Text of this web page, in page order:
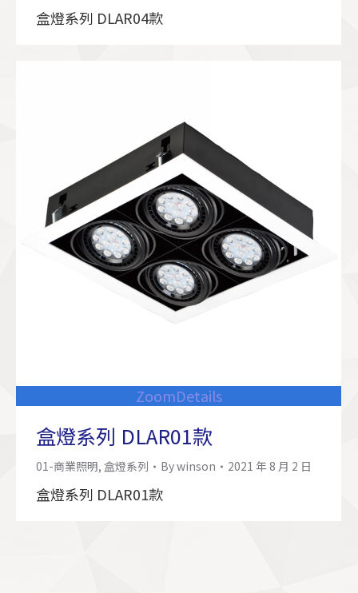
盒燈系列 DLAR04款
ZoomDetails
盒燈系列 DLAR01款
01-商業照明, 盒燈系列 Bywinson 2021 年 8 月 2 日
盒燈系列 DLAR01款